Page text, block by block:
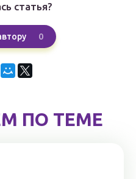
статья?
0
ПО ТЕМЕ